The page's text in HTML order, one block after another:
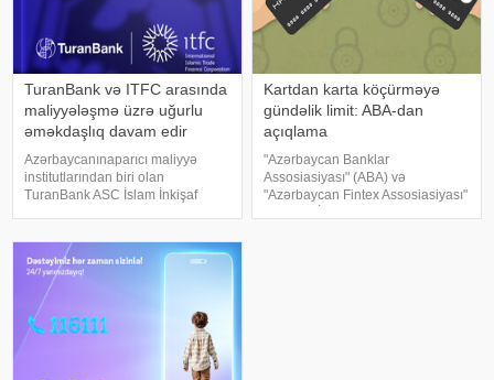
TuranBank və ITFC arasında
maliyyələşmə üzrə uğurlu
əməkdaşlıq davam edir
Azərbaycanınaparıcı maliyyə
institutlarından biri olan
TuranBank ASC İslam İnkişaf
Korporasiyası(ITFC) ilə uğurlu
tərəfdaşlığını davam etdirir. xəbər
Kartdan karta köçürməyə
gündəlik limit: ABA-dan
açıqlama
"Azərbaycan Banklar
Assosiasiyası" (ABA) və
"Azərbaycan Fintex Assosiasiyası"